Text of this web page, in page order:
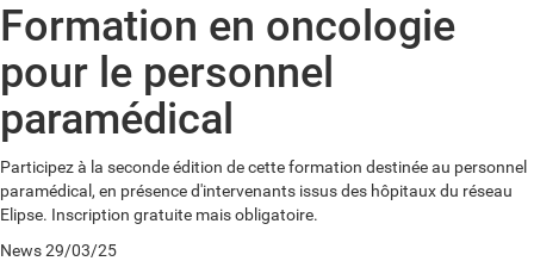
Formation en oncologie
pour le personnel
paramédical
Participez à la seconde édition de cette formation destinée au personnel
paramédical, en présence d'intervenants issus des hôpitaux du réseau
Elipse. Inscription gratuite mais obligatoire.
News29/03/25